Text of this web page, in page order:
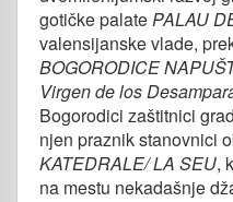
gotičke palatePALAU
valensijanske vlade,
BOGORODICE
Virgen de los
Bogorodici zaštitnici
njen praznik stanovnici
KATEDRALE/ LA SEU,
na mestu nekadašnje